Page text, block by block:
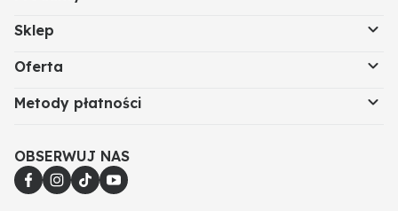
Sklep
Oferta
Metody płatności
OBSERWUJ NAS